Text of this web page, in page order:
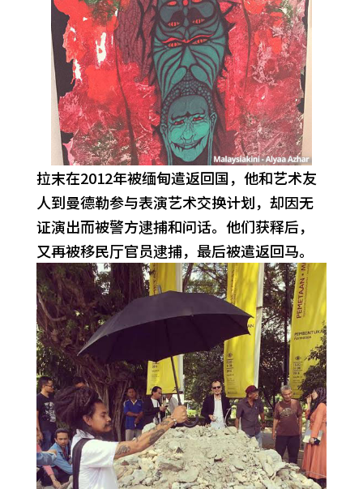
拉末在2012年被缅甸遣返回国，他和艺术友
人到曼德勒参与表演艺术交换计划，却因无
证演出而被警方逮捕和问话。他们获释后，
又再被移民厅官员逮捕，最后被遣返回马。